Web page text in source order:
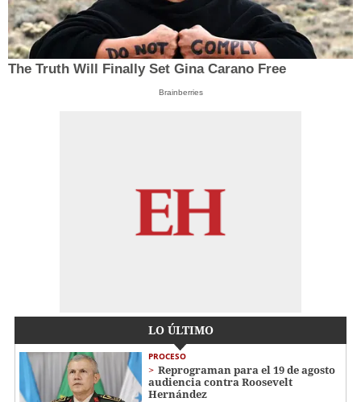
The Truth Will Finally Set Gina Carano Free
Brainberries
LO ÚLTIMO
PROCESO
Reprograman para el 19 de agosto
audiencia contra Roosevelt
Hernández